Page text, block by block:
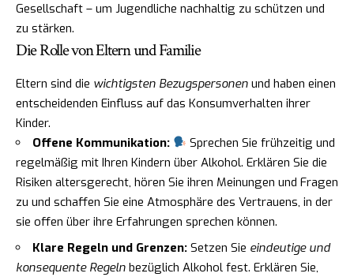
Gesellschaft – um Jugendliche nachhaltig zu schützen und
zu stärken.
Die Rolle von Eltern und Familie
Eltern sind die wichtigsten Bezugspersonen und haben einen
entscheidenden Einfluss auf das Konsumverhalten ihrer
Kinder.
Offene Kommunikation:
Sprechen Sie frühzeitig und
regelmäßig mit Ihren Kindern über Alkohol. Erklären Sie die
Risiken altersgerecht, hören Sie ihren Meinungen und Fragen
zu und schaffen Sie eine Atmosphäre des Vertrauens, in der
sie offen über ihre Erfahrungen sprechen können.
Klare Regeln und Grenzen: Setzen Sie eindeutige und
konsequente Regeln bezüglich Alkohol fest. Erklären Sie,